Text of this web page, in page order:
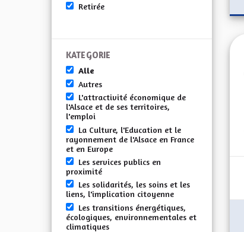
Retirée
KATEGORIE
Alle
Autres
L'attractivité économique de
l'Alsace et de ses territoires,
l'emploi
La Culture, l'Education et le
rayonnement de l'Alsace en France
et en Europe
Les services publics en
proximité
Les solidarités, les soins et les
liens, l'implication citoyenne
Les transitions énergétiques,
écologiques, environnementales et
climatiques